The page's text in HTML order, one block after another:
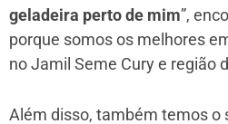
geladeira perto de mim”,
porque somos os melhores
no Jamil Seme Cury e região
Além disso, também temos o